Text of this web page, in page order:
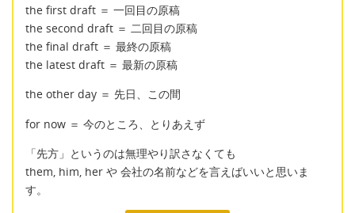
the first draft ＝ 一回目の原稿
the second draft ＝ 二回目の原稿
the final draft ＝ 最終の原稿
the latest draft ＝ 最新の原稿
the other day ＝ 先日、この間
for now ＝ 今のところ、とりあえず
「先方」というのは無理やり訳さなくても
them, him, her や 会社の名前などを言えばいいと思いま
す。